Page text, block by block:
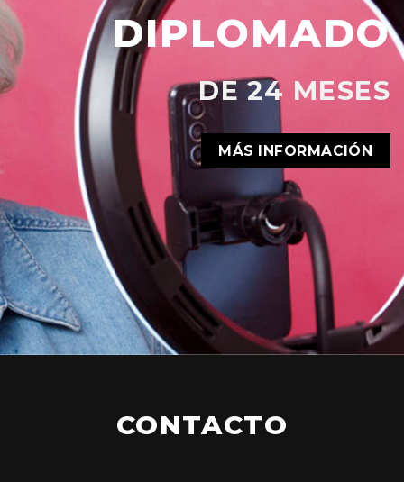
DIPLOMADO
DE 24 MESES
MÁS INFORMACIÓN
CONTACTO